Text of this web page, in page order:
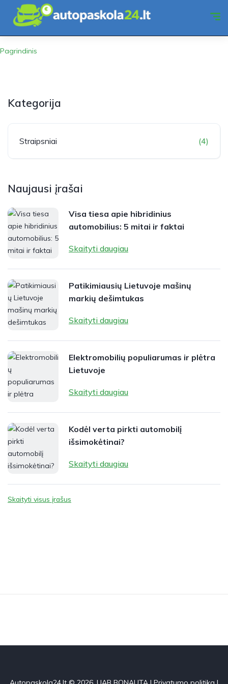
Pagrindinis
Kategorija
Straipsniai (4)
Naujausi įrašai
Visa tiesa apie hibridinius
automobilius: 5 mitai ir faktai
Skaityti daugiau
Patikimiausių Lietuvoje mašinų
markių dešimtukas
Skaityti daugiau
Elektromobilių populiarumas ir plėtra
Lietuvoje
Skaityti daugiau
Kodėl verta pirkti automobilį
išsimokėtinai?
Skaityti daugiau
Skaityti visus įrašus